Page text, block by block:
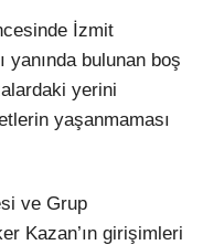
İzmit
yanında bulunan boş
yerini
yaşanmaması
ve Grup
Kazan’ın girişimleri